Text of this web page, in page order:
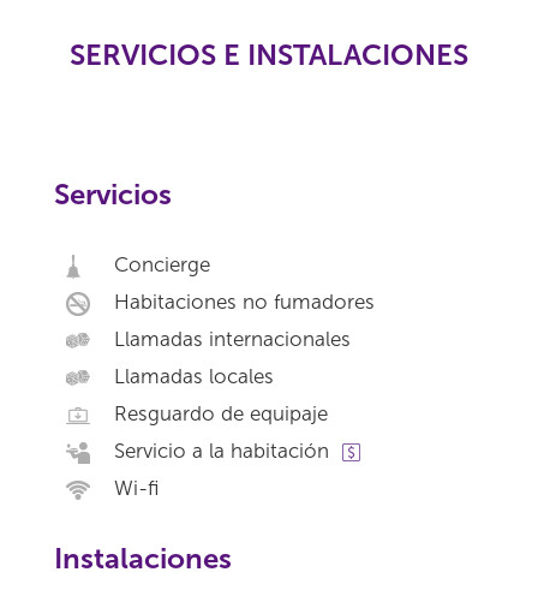
SERVICIOS E INSTALACIONES
Servicios
Concierge
Habitaciones no fumadores
Llamadas internacionales
Llamadas locales
Resguardo de equipaje
Servicio a la habitación
Wi-fi
Instalaciones